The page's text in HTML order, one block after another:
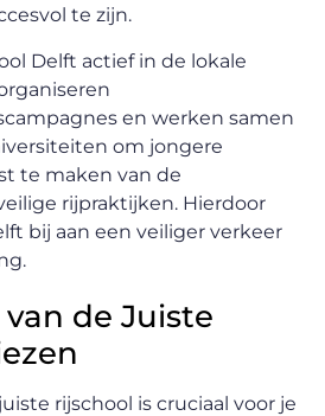
te zijn.
Delft actief in de lokale
en werken samen
om jongere
te maken van de
rijpraktijken. Hierdoor
bij aan een veiliger verkeer
de Juiste
rijschool is cruciaal voor je